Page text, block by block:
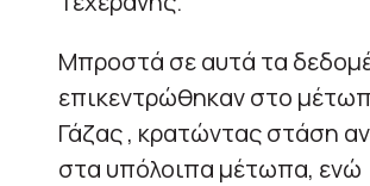
Μπροστά σε αυτά τα
επικεντρώθηκαν στο
Γάζας , κρατώντας στάση
στα υπόλοιπα μέτωπα, ενώ